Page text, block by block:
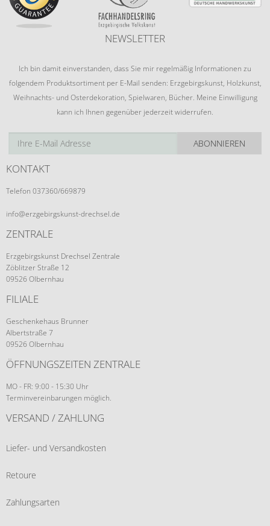
NEWSLETTER
Ich bin damit einverstanden, dass Sie mir regelmäßig Informationen zu
folgendem Produktsortiment per E-Mail senden: Erzgebirgskunst, Holzkunst,
Weihnachts- und Osterdekoration, Spielwaren, Bücher. Meine Einwilligung
kann ich Ihnen gegenüber jederzeit widerrufen.
ABONNIEREN
KONTAKT
Telefon 037360/669879
info@erzgebirgskunst-drechsel.de
ZENTRALE
Erzgebirgskunst Drechsel Zentrale
Zöblitzer Straße 12
09526 Olbernhau
FILIALE
Geschenkehaus Brunner
Albertstraße 7
09526 Olbernhau
ÖFFNUNGSZEITEN ZENTRALE
MO - FR: 9:00 - 15:30 Uhr
Terminvereinbarungen möglich.
VERSAND / ZAHLUNG
Liefer- und Versandkosten
Retoure
Zahlungsarten